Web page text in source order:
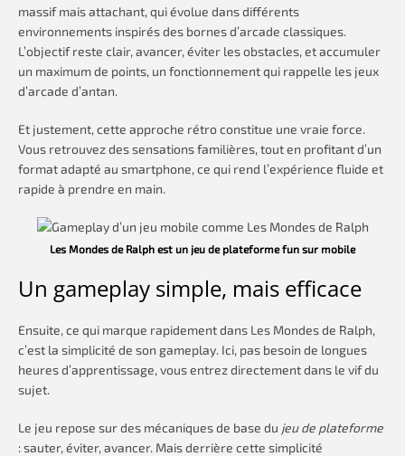
massif mais attachant, qui évolue dans différents
environnements inspirés des bornes d’arcade classiques.
L’objectif reste clair, avancer, éviter les obstacles, et accumuler
un maximum de points, un fonctionnement qui rappelle les jeux
d’arcade d’antan.
Et justement, cette approche rétro constitue une vraie force.
Vous retrouvez des sensations familières, tout en profitant d’un
format adapté au smartphone, ce qui rend l’expérience fluide et
rapide à prendre en main.
Les Mondes de Ralph est un jeu de plateforme fun sur mobile
Un gameplay simple, mais efficace
Ensuite, ce qui marque rapidement dans Les Mondes de Ralph,
c’est la simplicité de son gameplay. Ici, pas besoin de longues
heures d’apprentissage, vous entrez directement dans le vif du
sujet.
Le jeu repose sur des mécaniques de base du jeu de plateforme
: sauter, éviter, avancer. Mais derrière cette simplicité